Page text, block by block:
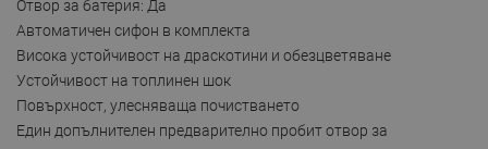
Отвор за батерия: Да
Автоматичен сифон в комплекта
Висока устойчивост на драскотини и обезцветяване
Устойчивост на топлинен шок
Повърхност, улесняваща почистването
Един допълнителен предварително пробит отвор за